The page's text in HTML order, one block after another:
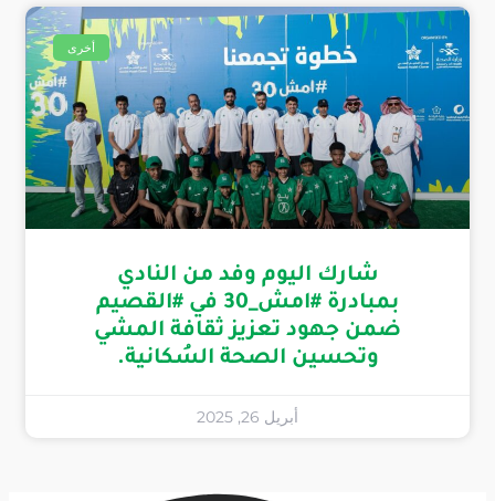
أخرى
شارك اليوم وفد من النادي
بمبادرة #امش_30 في #القصيم
ضمن جهود تعزيز ثقافة المشي
وتحسين الصحة السُكانية.
أبريل 26, 2025